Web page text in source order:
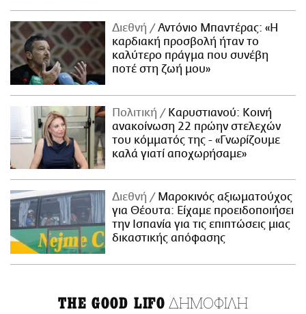
Διεθνή
Αντόνιο Μπαντέρας: «Η
καρδιακή προσβολή ήταν το
καλύτερο πράγμα που συνέβη
ποτέ στη ζωή μου»
Πολιτική
Καρυστιανού: Κοινή
ανακοίνωση 22 πρώην στελεχών
του κόμματός της - «Γνωρίζουμε
καλά γιατί αποχωρήσαμε»
Διεθνή
Μαροκινός αξιωματούχος
για Θέουτα: Είχαμε προειδοποιήσει
την Ισπανία για τις επιπτώσεις μιας
δικαστικής απόφασης
THE GOOD LIFO ΔΗΜΟΦΙΛΗ